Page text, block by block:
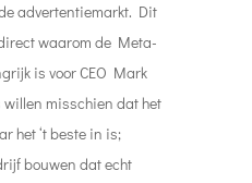
advertentiemarkt. Dit
waarom de Meta-
is voor CEO Mark
misschien dat het
het ‘t beste in is;
bouwen dat echt